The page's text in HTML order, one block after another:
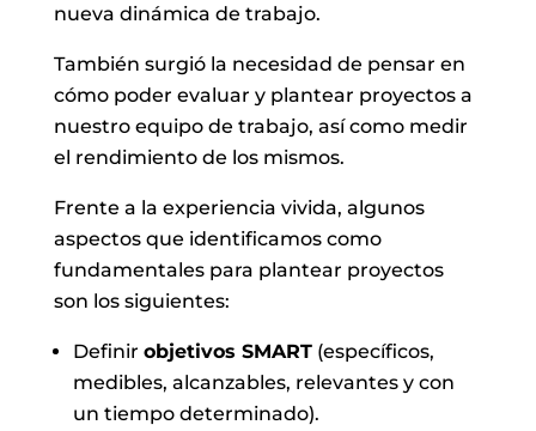
nueva dinámica de trabajo.
También surgió la necesidad de pensar en
cómo poder evaluar y plantear proyectos a
nuestro equipo de trabajo, así como medir
el rendimiento de los mismos.
Frente a la experiencia vivida, algunos
aspectos que identificamos como
fundamentales para plantear proyectos
son los siguientes:
Definir objetivos SMART(específicos,
medibles, alcanzables, relevantes y con
un tiempo determinado).